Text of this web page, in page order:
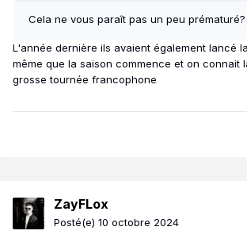
Cela ne vous paraît pas un peu prématuré?
L'année dernière ils avaient également lancé
même que la saison commence et on connait
grosse tournée francophone
ZayFLox
Posté(e) 10 octobre 2024